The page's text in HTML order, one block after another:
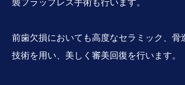
襲フラップレス手術も行います。
前歯欠損においても高度なセラミック、骨
技術を用い、美しく審美回復を行います。